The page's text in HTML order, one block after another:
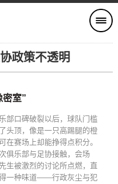
政策不透明
密室”
部口碑破裂以后，球队门槛
头顶，像是一只高踢腿的橙
在赛场上却能挣得点积分。
俱乐部与足协接触，会场
生被激烈的讨论所点燃，直
一种味道——行政灰尘与犯